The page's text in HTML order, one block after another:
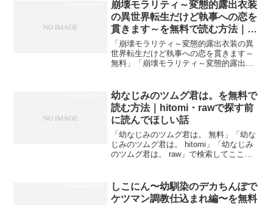
崩壊モラリティ～変態的露出衣装
の異世界転生だけど執事への恋を
貫きます～を無料で読む方法｜
hitomi・rawで探す前に読んでほ
しい話
「崩壊モラリティ～変態的露出衣装の異
世界転生だけど執事への恋を貫きます～
無料」「崩壊モラリティ～変態的露出衣
的露出衣装の異世界転生だけど執事への
恋を貫きます～...
幼なじみのツムグ君は。を無料で
読む方法｜hitomi・rawで探す前
に読んでほしい話
「幼なじみのツムグ君は。 無料」「幼な
じみのツムグ君は。 hitomi」「幼なじみ
のツムグ君は。 raw」で検索してここに
行動）After（正解）「hitomi」...
しこにん〜幼馴染のデカちんぽで
ケツマン調教仕込まれ編〜を無料